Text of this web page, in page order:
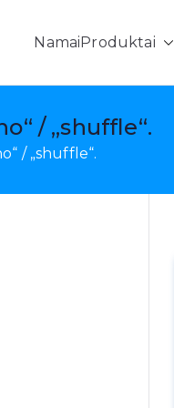
NamaiProduktai
/ „shuffle“.
/ „shuffle“.